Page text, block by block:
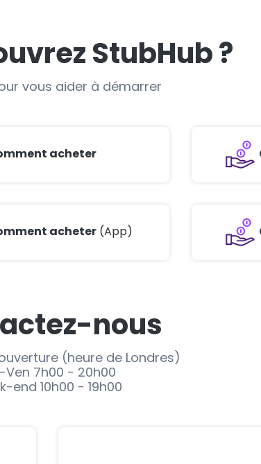
StubHub ?
vous aider à démarrer
acheter
acheter (App)
nous
(heure de Londres)
Ven 7h00 - 20h00
end 10h00 - 19h00